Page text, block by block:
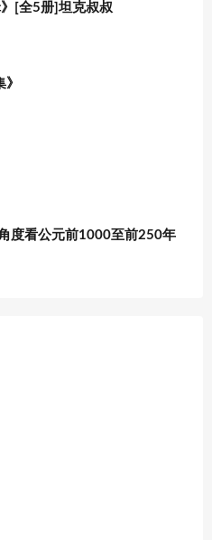
》[全5册]坦克叔叔
度看公元前1000至前250年